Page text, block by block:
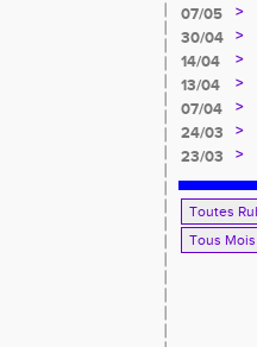
07/05
>
30/04
>
14/04
>
13/04
>
07/04 >
24/03
>
23/03
>